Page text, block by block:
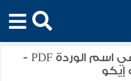
تحميل كتاب تاملات في اسم الوردة PDF -
إيكو